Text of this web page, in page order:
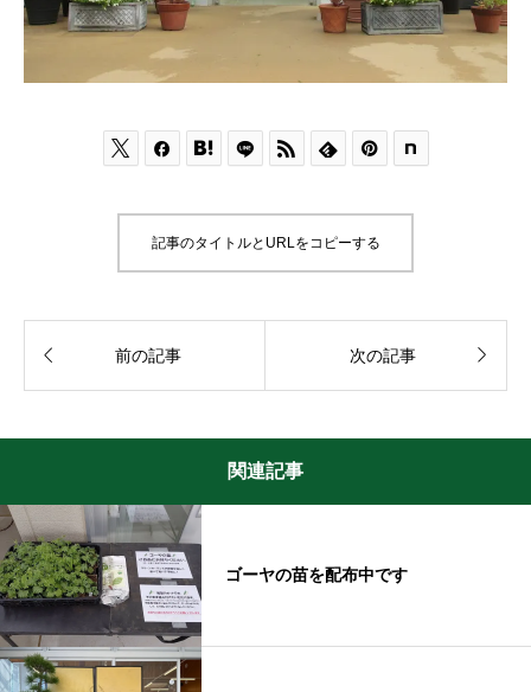
     
記事のタイトルとURLをコピーする
 前の記事 次の記事 
関連記事
ゴーヤの苗を配布中です